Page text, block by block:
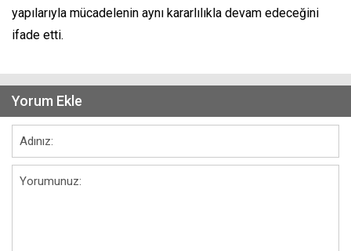
yapılarıyla mücadelenin aynı kararlılıkla devam edeceğini
ifade etti.
Yorum Ekle